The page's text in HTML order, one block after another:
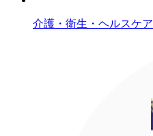
介護・衛生・ヘルスケア